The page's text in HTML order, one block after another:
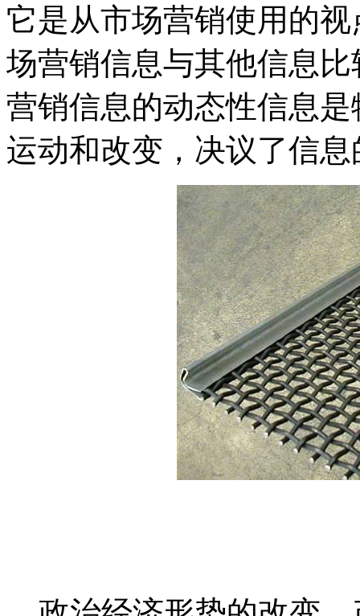
它是从市场营销使用的
场营销信息与其他信息
营销信息的动态性信息
运动和改变，决议了信